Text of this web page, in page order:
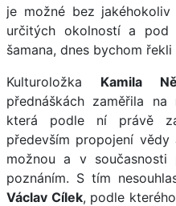
je možné bez
určitých okolností a pod
šamana, dnes bychom
Kulturoložka Kamila
přednáškách zaměřila na
která podle ní právě
především propojení
možnou a v současnosti
poznáním. S tím
Václav Cílek, podle